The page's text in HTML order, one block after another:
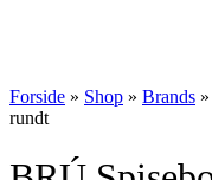
Forside » Shop » Brands »
rundt